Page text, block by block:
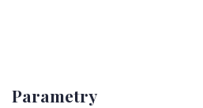
Parametry